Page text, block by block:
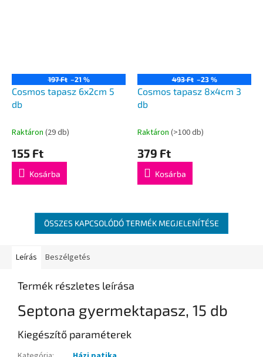
197 Ft –21 %
Cosmos tapasz 6x2cm 5
db
Raktáron (29 db)
155 Ft
Kosárba
493 Ft –23 %
Cosmos tapasz 8x4cm 3
db
Raktáron (>100 db)
379 Ft
Kosárba
ÖSSZES KAPCSOLÓDÓ TERMÉK MEGJELENÍTÉSE
Leírás Beszélgetés
Termék részletes leírása
Septona gyermektapasz, 15 db
Kiegészítő paraméterek